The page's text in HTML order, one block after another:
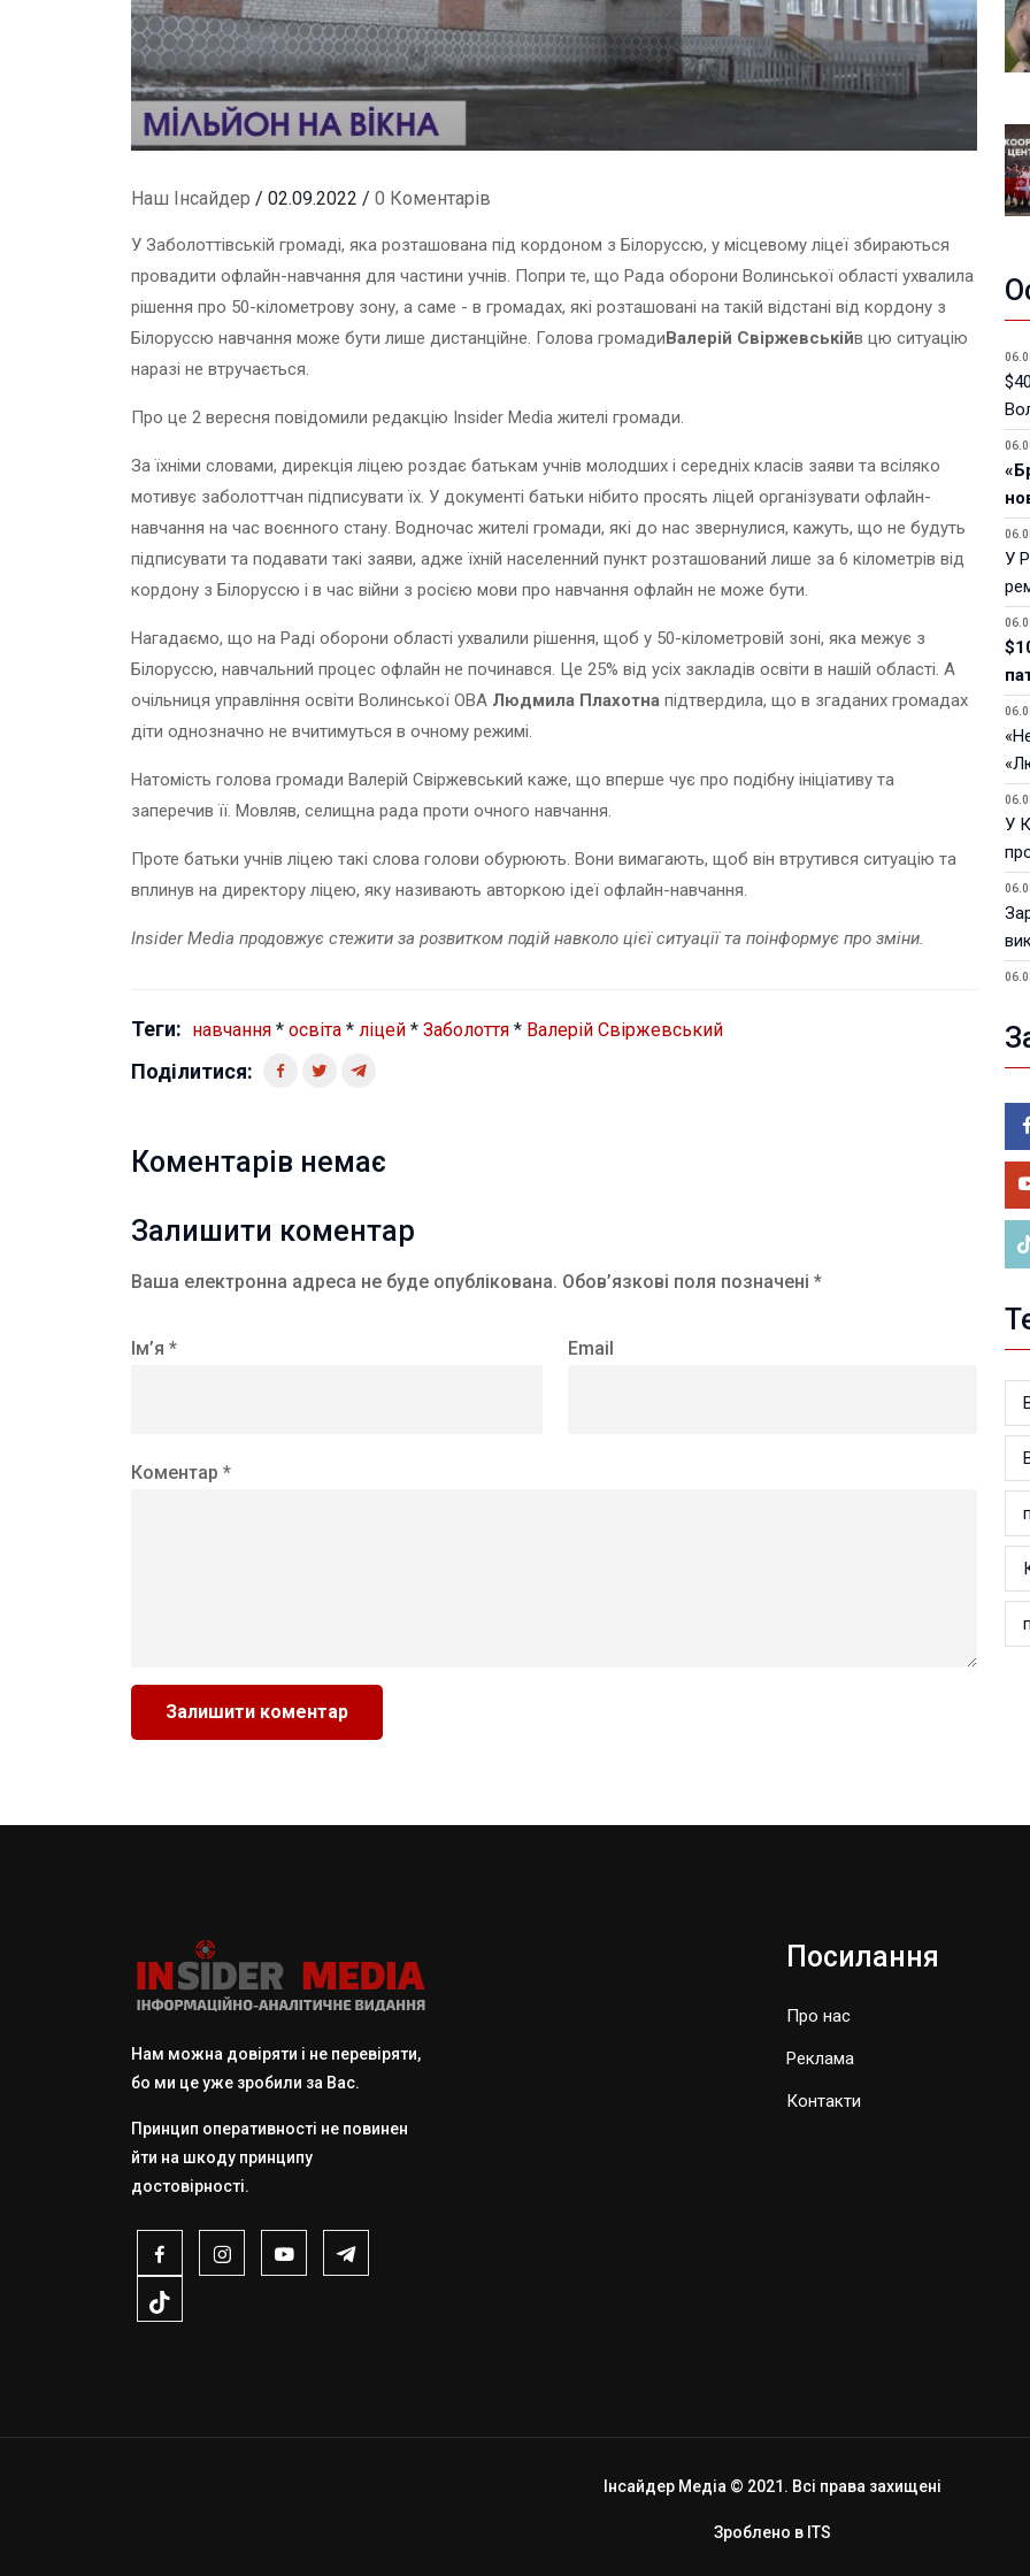
Наш Інсайдер / 02.09.2022 / 0 Коментарів
У Заболоттівській громаді, яка розташована під кордоном з Білоруссю, у місцевому ліцеї збираються
провадити офлайн-навчання для частини учнів. Попри те, що Рада оборони Волинської області ухвалила
рішення про 50-кілометрову зону, а саме - в громадах, які розташовані на такій відстані від кордону з
Білоруссю навчання може бути лише дистанційне. Голова громадиВалерій Свіржевськійв цю ситуацію
наразі не втручається.
Про це 2 вересня повідомили редакцію Insider Media жителі громади.
За їхніми словами, дирекція ліцею роздає батькам учнів молодших і середніх класів заяви та всіляко
мотивує заболоттчан підписувати їх. У документі батьки нібито просять ліцей організувати офлайн-
навчання на час воєнного стану. Водночас жителі громади, які до нас звернулися, кажуть, що не будуть
підписувати та подавати такі заяви, адже їхній населенний пункт розташований лише за 6 кілометрів від
кордону з Білоруссю і в час війни з росією мови про навчання офлайн не може бути.
Нагадаємо, що на Раді оборони області ухвалили рішення, щоб у 50-кілометровій зоні, яка межує з
Білоруссю, навчальний процес офлайн не починався. Це 25% від усіх закладів освіти в нашій області. А
очільниця управління освіти Волинської ОВА Людмила Плахотна підтвердила, що в згаданих громадах
діти однозначно не вчитимуться в очному режимі.
Натомість голова громади Валерій Свіржевський каже, що вперше чує про подібну ініціативу та
заперечив її. Мовляв, селищна рада проти очного навчання.
Проте батьки учнів ліцею такі слова голови обурюють. Вони вимагають, щоб він втрутився ситуацію та
вплинув на директору ліцею, яку називають авторкою ідеї офлайн-навчання.
Insider Media продовжує стежити за розвитком подій навколо цієї ситуації та поінформує про зміни.
Теги: навчання * освіта * ліцей * Заболоття * Валерій Свіржевський
Поділитися:
Коментарів немає
Залишити коментар
Ваша електронна адреса не буде опублікована. Обов’язкові поля позначені *
Ім’я * Email
Коментар *
У
У
У
Нам можна довіряти і не перевіряти,
бо ми це уже зробили за Вас.
Принцип оперативності не повинен
йти на шкоду принципу
достовірності.
Посилання
Про нас
Реклама
Контакти
Інсайдер Медіа © 2021. Всі права захищені
Зроблено в ITS